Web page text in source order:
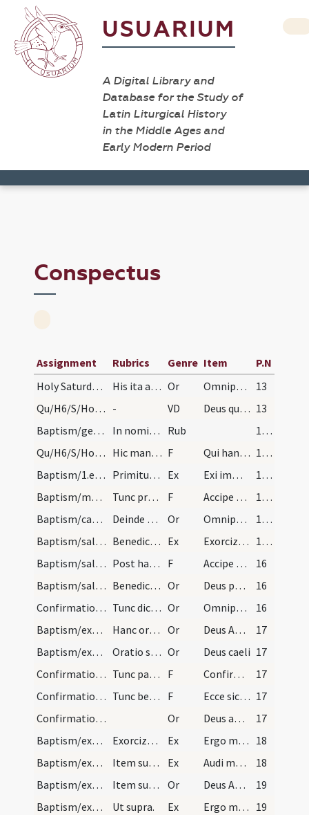
USUARIUM
A Digital Library and
Database for the Study of
Latin Liturgical History
in the Middle Ages and
Early Modern Period
Conspectus
Assignment Rubrics Genre Item
P.N
Holy Saturday/baptismal font/7
His ita ante ianuam gestis inferantur de? infante… Or Omnipotens .... impleatur effectu.
13
Qu/H6/S/Holy Saturday/baptismal font - VD Deus qui invisibili 13
Baptism/general rules/1
In nomine sanctae et individuae Trinitatis incipi… Rub
14 (9v)
Qu/H6/S/Holy Saturday/baptismal font
Hic manum crucem fac in aqua. F Qui hanc aquam
14 (9v)
Baptism/1.exsufflation/1
Primitus statuuntur ante ianuas ecclesiae masculi… Ex Exi immunde spiritus et da locum Spiritui Sancto.
15 (11r)
Baptism/marking/1
Tunc presbyter nomen imponat singulis facta cruce… F Accipe signaculum Dei Patris et Filii et Spiritus Sancti.
15 (11r)
Baptism/catechumenal initiation/1
Deinde dicat super eos orationem hanc. Or Omnipotens … percepta medicina.
15 (11r)
Baptism/salt/2
Benedictio salis dandum catechuminis. Ex Exorcizo te creatura salis
15 (11r)
Baptism/salt/2
Post hanc orationem nominatis singulis infantibus… F Accipe salem
16
Baptism/salt/2
Benedictio post datum salis tam super masculos qu… Or Deus patrum nostrorum
16
Confirmation/1
Tunc dicat episcopus. Or Omnipotens ... qui regenerare dignatus
16
Baptism/exorcism/3
Hanc orationem dicat super masculos faciens cruce… Or Deus Abraham ... qui Moysi
17
Baptism/exorcism/4
Oratio super feminas faciendo crucem in frontibus… Or Deus caeli 17
Confirmation/1
Tunc patrinus eius et baptizatus et confirmatus i… F Confirmo te
17
Confirmation/2
Tunc benedicat eum his verbis. F Ecce sic benedicetur 17
Confirmation/2
Or Deus apostolis tuis
17
Baptism/exorcism/3
Exorcizmus ad effugandum a baptizandis inimicum d… Ex Ergo maledicte 18
Baptism/exorcism/4
Item super masculos faciens crucem et dicat. Ex Audi maledicte
18
Baptism/exorcism/5
Item super feminas faciens crucem. Or Deus Abraham ... qui tribus
19
Baptism/exorcism/5
Ut supra. Ex Ergo maledicte 19